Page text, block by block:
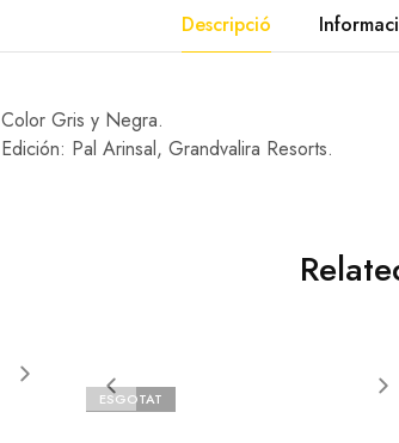
Descripció
Color Gris y Negra.
Edición: Pal Arinsal, Grandvalira Resorts.
ESGOTAT